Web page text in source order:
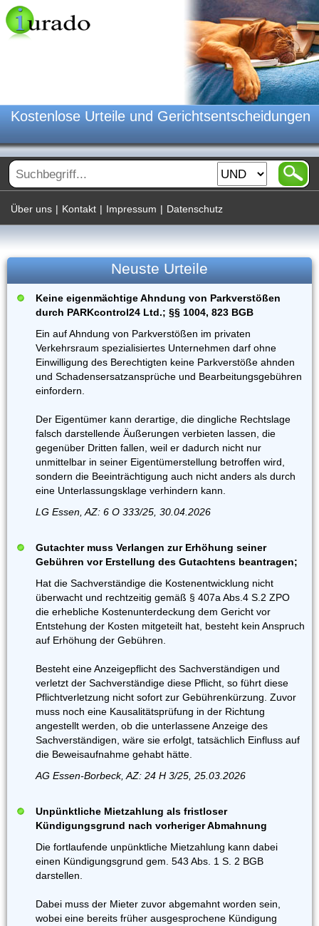
Kostenlose Urteile und Gerichtsentscheidungen
Über uns | Kontakt | Impressum | Datenschutz
Neuste Urteile
Keine eigenmächtige Ahndung von Parkverstößen
durch PARKcontrol24 Ltd.; §§ 1004, 823 BGB
Ein auf Ahndung von Parkverstößen im privaten
Verkehrsraum spezialisiertes Unternehmen darf ohne
Einwilligung des Berechtigten keine Parkverstöße ahnden
und Schadensersatzansprüche und Bearbeitungsgebühren
einfordern.
Der Eigentümer kann derartige, die dingliche Rechtslage
falsch darstellende Äußerungen verbieten lassen, die
gegenüber Dritten fallen, weil er dadurch nicht nur
unmittelbar in seiner Eigentümerstellung betroffen wird,
sondern die Beeinträchtigung auch nicht anders als durch
eine Unterlassungsklage verhindern kann.
LG Essen, AZ: 6 O 333/25, 30.04.2026
Gutachter muss Verlangen zur Erhöhung seiner
Gebühren vor Erstellung des Gutachtens beantragen;
Hat die Sachverständige die Kostenentwicklung nicht
überwacht und rechtzeitig gemäß § 407a Abs.4 S.2 ZPO
die erhebliche Kostenunterdeckung dem Gericht vor
Entstehung der Kosten mitgeteilt hat, besteht kein Anspruch
auf Erhöhung der Gebühren.
Besteht eine Anzeigepflicht des Sachverständigen und
verletzt der Sachverständige diese Pflicht, so führt diese
Pflichtverletzung nicht sofort zur Gebührenkürzung. Zuvor
muss noch eine Kausalitätsprüfung in der Richtung
angestellt werden, ob die unterlassene Anzeige des
Sachverständigen, wäre sie erfolgt, tatsächlich Einfluss auf
die Beweisaufnahme gehabt hätte.
AG Essen-Borbeck, AZ: 24 H 3/25, 25.03.2026
Unpünktliche Mietzahlung als fristloser
Kündigungsgrund nach vorheriger Abmahnung
Die fortlaufende unpünktliche Mietzahlung kann dabei
einen Kündigungsgrund gem. 543 Abs. 1 S. 2 BGB
darstellen.
Dabei muss der Mieter zuvor abgemahnt worden sein,
wobei eine bereits früher ausgesprochene Kündigung